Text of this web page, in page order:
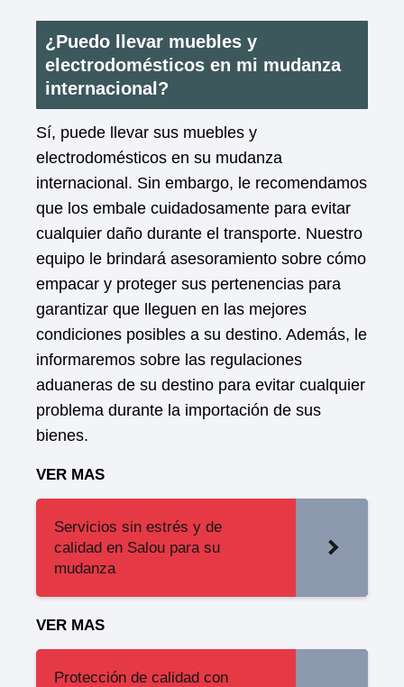
¿Puedo llevar muebles y
electrodomésticos en mi mudanza
internacional?
Sí, puede llevar sus muebles y
electrodomésticos en su mudanza
internacional. Sin embargo, le recomendamos
que los embale cuidadosamente para evitar
cualquier daño durante el transporte. Nuestro
equipo le brindará asesoramiento sobre cómo
empacar y proteger sus pertenencias para
garantizar que lleguen en las mejores
condiciones posibles a su destino. Además, le
informaremos sobre las regulaciones
aduaneras de su destino para evitar cualquier
problema durante la importación de sus
bienes.
VER MAS
Servicios sin estrés y de
calidad en Salou para su
mudanza
VER MAS
Protección de calidad con